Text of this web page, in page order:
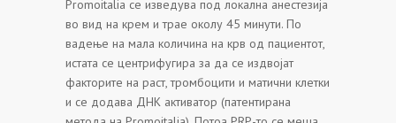
Promoitalia се изведува под локална анестезија
во вид на крем и трае околу 45 минути. По
вадење на мала количина на крв од пациентот,
истата се центрифугира за да се издвојат
факторите на раст, тромбоцити и матични клетки
и се додава ДНК активатор (патентирана